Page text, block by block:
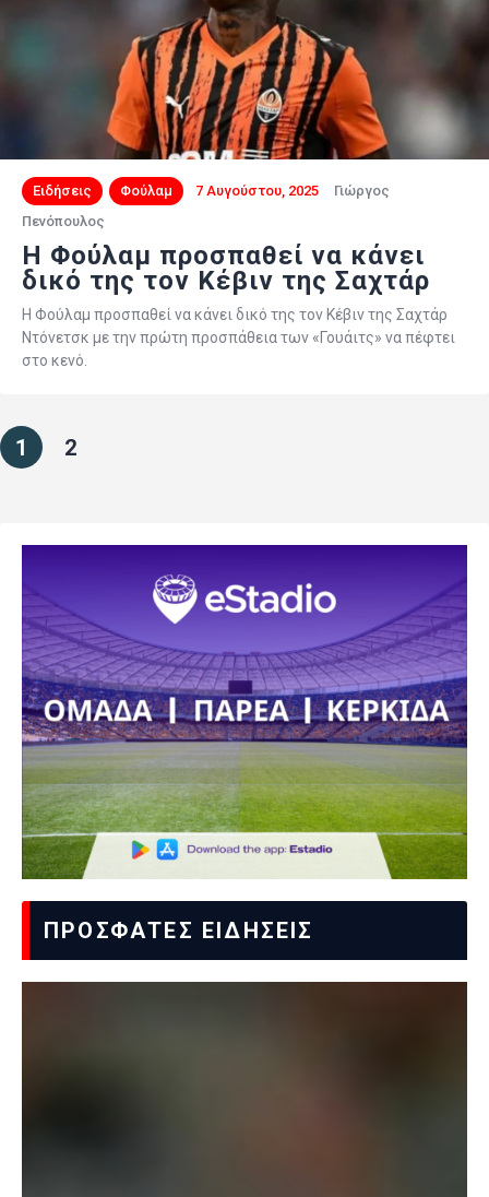
Ειδήσεις Φούλαμ 7 Αυγούστου, 2025
Γιώργος
Πενόπουλος
Η Φούλαμ προσπαθεί να κάνει
δικό της τον Κέβιν της Σαχτάρ
Η Φούλαμ προσπαθεί να κάνει δικό της τον Κέβιν της Σαχτάρ
Ντόνετσκ με την πρώτη προσπάθεια των «Γουάιτς» να πέφτει
στο κενό.
1 2
ΠΡΟΣΦΑΤΕΣ ΕΙΔΗΣΕΙΣ